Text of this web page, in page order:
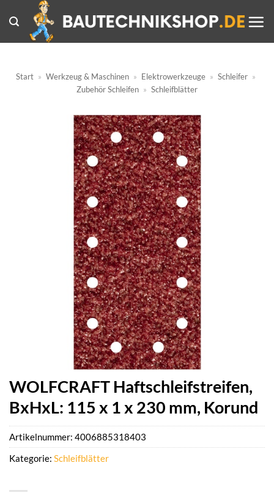
Inhalt
springen
Start » Werkzeug & Maschinen » Elektrowerkzeuge » Schleifer »
Zubehör Schleifen » Schleifblätter
WOLFCRAFT Haftschleifstreifen,
BxHxL: 115 x 1 x 230 mm, Korund
Artikelnummer: 4006885318403
Kategorie: Schleifblätter